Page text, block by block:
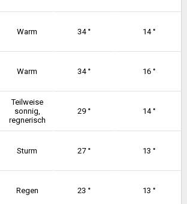
Warm 34 ° 14 °
Warm 34 ° 16 °
Teilweise
sonnig,
regnerisch
29 ° 14 °
Sturm 27 ° 13 °
Regen 23 ° 13 °